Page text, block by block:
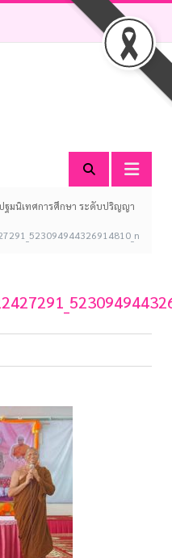
ฐมนิเทศการศึกษา ระดับปริญญา